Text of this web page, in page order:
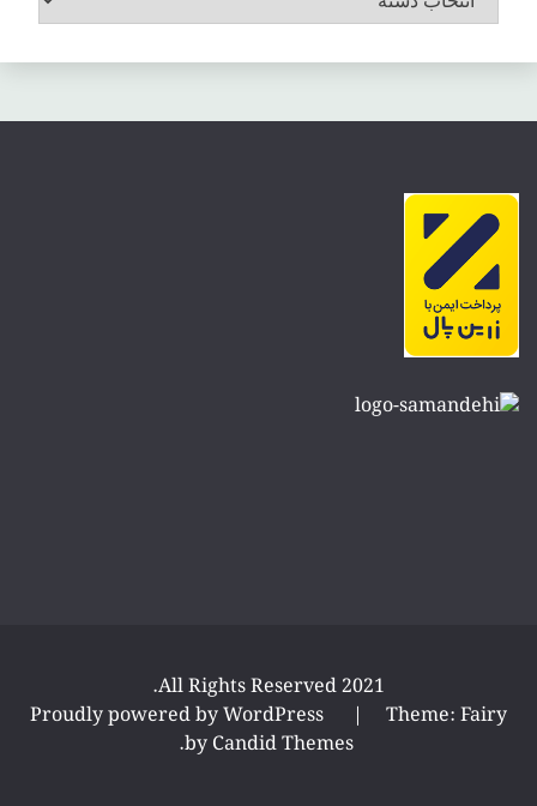
All Rights Reserved 2021.
Proudly powered by WordPress
|
Theme: Fairy
byCandid Themes
.